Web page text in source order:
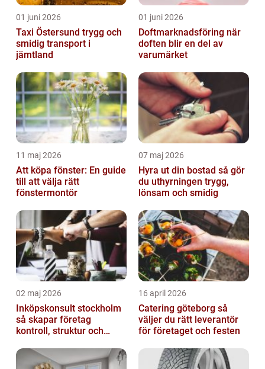
01 juni 2026
Taxi Östersund trygg och
smidig transport i
jämtland
01 juni 2026
Doftmarknadsföring när
doften blir en del av
varumärket
11 maj 2026
Att köpa fönster: En guide
till att välja rätt
fönstermontör
07 maj 2026
Hyra ut din bostad så gör
du uthyrningen trygg,
lönsam och smidig
02 maj 2026
Inköpskonsult stockholm
så skapar företag
kontroll, struktur och
16 april 2026
Catering göteborg så
väljer du rätt leverantör
för företaget och festen